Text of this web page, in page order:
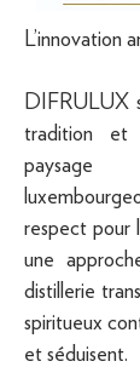
L’innovation
DIFRULUX
tradition et
respect pour
une
distillerie
spiritueux
et séduisent.